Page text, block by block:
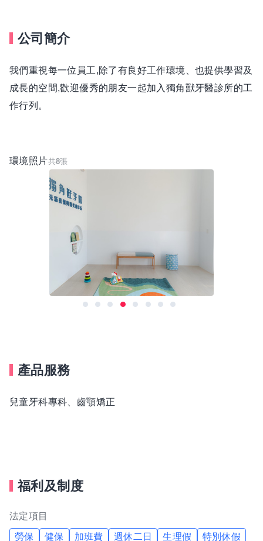
公司簡介
我們重視每一位員工,除了有良好工作環境、也提供學習及
成長的空間,歡迎優秀的朋友一起加入獨角獸牙醫診所的工
作行列。
環境照片共8張
產品服務
兒童牙科專科、齒顎矯正
福利及制度
法定項目
勞保 健保 加班費 週休二日 生理假 特別休假